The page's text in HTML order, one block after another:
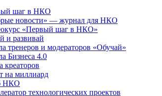
шаг в НКО
новости» — журнал для НКО
«Первый шаг в НКО»
и развивай
тренеров и модераторов «Обучай»
Бизнеса 4.0
креаторов
на миллиард
НКО
технологических проектов